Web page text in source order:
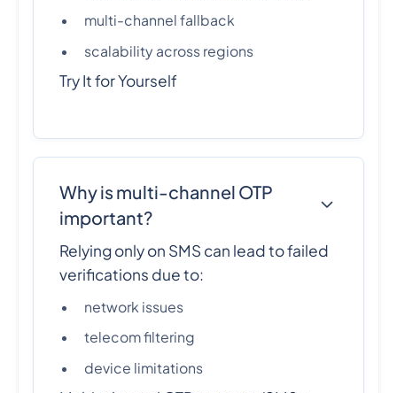
multi-channel fallback
scalability across regions
Try It for Yourself
Why is multi-channel OTP
important?
Relying only on SMS can lead to failed
verifications due to:
network issues
telecom filtering
device limitations